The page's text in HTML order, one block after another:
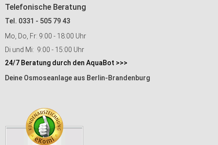
Telefonische Beratung
Tel. 0331 - 505 79 43
Mo, Do, Fr: 9:00 - 18:00 Uhr
Di und Mi: 9:00 - 15:00 Uhr
24/7 Beratung durch den AquaBot >>>
Deine Osmoseanlage aus Berlin-Brandenburg